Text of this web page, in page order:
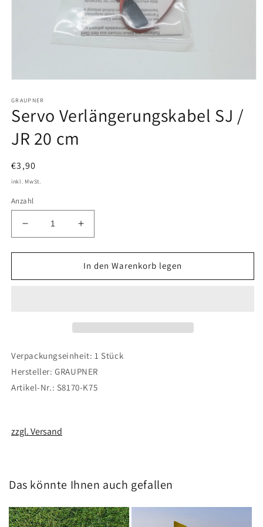
in
Modal
öffnen
GRAUPNER
Servo Verlängerungskabel SJ /
JR 20 cm
Normaler
Preis
€3,90
inkl. MwSt.
Anzahl
Verringere
die
Menge
Servo
cm
Erhöhe
die
Menge
für
Servo
cm
In den Warenkorb legen
Verpackungseinheit: 1 Stück
Hersteller: GRAUPNER
Artikel-Nr.: S8170-K75
zzgl. Versand
Das könnte Ihnen auch gefallen